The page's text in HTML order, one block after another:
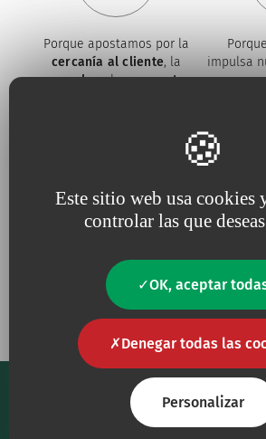
Este sitio web usa cookies
controlar las que
OK, aceptar
Denegar todas las
Personalizar
Porque apostamos por la
cercanía al cliente, la
escuchay larespuesta
impulsa
es una
del